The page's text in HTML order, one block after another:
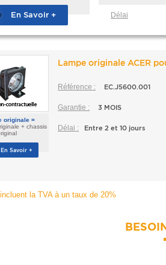
En Savoir + Délai
originale =
+ chassis
En Savoir +
Lampe originale ACER
Référence : EC.J5600.001
Garantie : 3 MOIS
Délai : Entre 2 et 10 jours
la TVA à un taux de 20%